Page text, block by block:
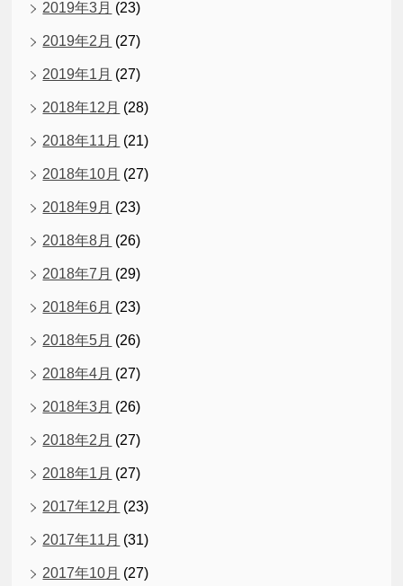
2019年3月 (23)
2019年2月 (27)
2019年1月 (27)
2018年12月 (28)
2018年11月 (21)
2018年10月 (27)
2018年9月 (23)
2018年8月 (26)
2018年7月 (29)
2018年6月 (23)
2018年5月 (26)
2018年4月 (27)
2018年3月 (26)
2018年2月 (27)
2018年1月 (27)
2017年12月 (23)
2017年11月 (31)
2017年10月 (27)